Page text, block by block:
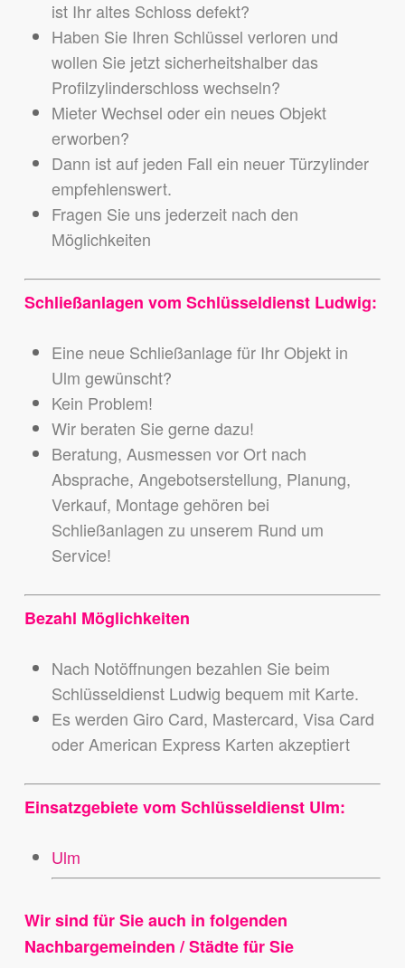
ist Ihr altes Schloss defekt?
Haben Sie Ihren Schlüssel verloren und
wollen Sie jetzt sicherheitshalber das
Profilzylinderschloss wechseln?
Mieter Wechsel oder ein neues Objekt
erworben?
Dann ist auf jeden Fall ein neuer Türzylinder
empfehlenswert.
Fragen Sie uns jederzeit nach den
Möglichkeiten
Schließanlagen vom Schlüsseldienst Ludwig:
Eine neue Schließanlage für Ihr Objekt in
Ulm gewünscht?
Kein Problem!
Wir beraten Sie gerne dazu!
Beratung, Ausmessen vor Ort nach
Absprache, Angebotserstellung, Planung,
Verkauf, Montage gehören bei
Schließanlagen zu unserem Rund um
Service!
Bezahl Möglichkeiten
Nach Notöffnungen bezahlen Sie beim
Schlüsseldienst Ludwig bequem mit Karte.
Es werden Giro Card, Mastercard, Visa Card
oder American Express Karten akzeptiert
Einsatzgebiete vom Schlüsseldienst Ulm:
Ulm
Wir sind für Sie auch in folgenden
Nachbargemeinden / Städte für Sie